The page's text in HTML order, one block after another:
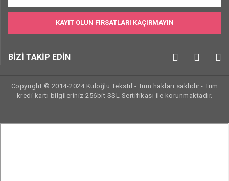
KAYIT OLUN FIRSATLARI KAÇIRMAYIN
BİZİ TAKİP EDİN
Copyright © 2014-2024 Kuloğlu Tekstil - Tüm hakları saklıdır.- Tüm
kredi kartı bilgileriniz 256bit SSL Sertifikası ile korunmaktadır.